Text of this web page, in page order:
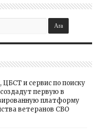
ЦБСТ и сервис по поиску
первую в
платформу
ветеранов СВО